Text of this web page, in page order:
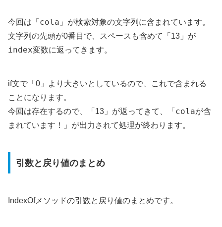
今回は「 cola 」が検索対象の文字列に含まれています。
文字列の先頭が0番目で、スペースも含めて「13」が
index変数に返ってきます。
if文で「0」より大きいとしているので、これで含まれる
ことになります。
今回は存在するので、「13」が返ってきて、「 colaが含
まれています！
」が出力されて処理が終わります。
引数と戻り値のまとめ
IndexOfメソッドの引数と戻り値のまとめです。